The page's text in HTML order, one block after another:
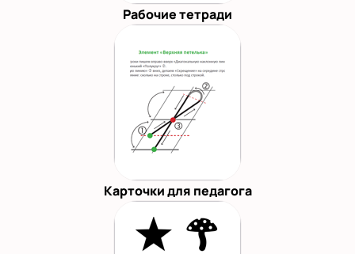
Рабочие тетради
Карточки для педагога